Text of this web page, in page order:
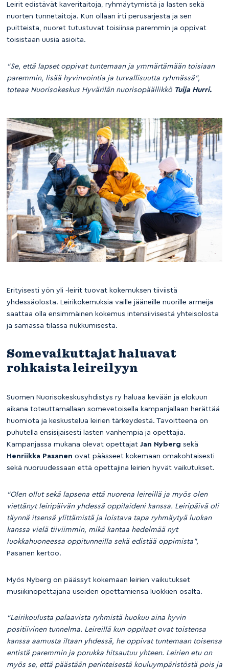
Leirit edistävät kaveritaitoja, ryhmäytymistä ja lasten sekä
nuorten tunnetaitoja. Kun ollaan irti perusarjesta ja sen
puitteista, nuoret tutustuvat toisiinsa paremmin ja oppivat
toisistaan uusia asioita.
“Se, että lapset oppivat tuntemaan ja ymmärtämään toisiaan
paremmin, lisää hyvinvointia ja turvallisuutta ryhmässä”,
toteaa Nuorisokeskus Hyvärilän nuorisopäällikkö Tuija Hurri.
Erityisesti yön yli -leirit tuovat kokemuksen tiiviistä
yhdessäolosta. Leirikokemuksia vaille jääneille nuorille armeija
saattaa olla ensimmäinen kokemus intensiivisestä yhteisolosta
ja samassa tilassa nukkumisesta.
Somevaikuttajat haluavat
rohkaista leireilyyn
Suomen Nuorisokeskusyhdistys ry haluaa kevään ja elokuun
aikana toteuttamallaan somevetoisella kampanjallaan herättää
huomiota ja keskustelua leirien tärkeydestä. Tavoitteena on
puhutella ensisijaisesti lasten vanhempia ja opettajia.
Kampanjassa mukana olevat opettajat Jan Nyberg sekä
Henriikka Pasanen ovat päässeet kokemaan omakohtaisesti
sekä nuoruudessaan että opettajina leirien hyvät vaikutukset.
“Olen ollut sekä lapsena että nuorena leireillä ja myös olen
viettänyt leiripäivän yhdessä oppilaideni kanssa. Leiripäivä oli
täynnä itsensä ylittämistä ja loistava tapa ryhmäytyä luokan
kanssa vielä tiiviimmin, mikä kantaa hedelmää nyt
luokkahuoneessa oppitunneilla sekä edistää oppimista”,
Pasanen kertoo.
Myös Nyberg on päässyt kokemaan leirien vaikutukset
musiikinopettajana useiden opettamiensa luokkien osalta.
“Leirikoulusta palaavista ryhmistä huokuu aina hyvin
positiivinen tunnelma. Leireillä kun oppilaat ovat toistensa
kanssa aamusta iltaan yhdessä, he oppivat tuntemaan toisensa
entistä paremmin ja porukka hitsautuu yhteen. Leirien etu on
myös se, että päästään perinteisestä kouluympäristöstä pois ja